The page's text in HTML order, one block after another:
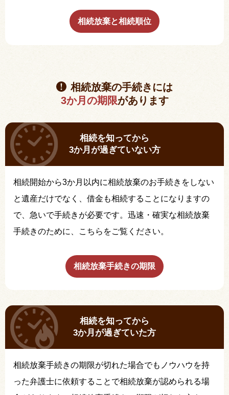
相続放棄と相続順位
相続放棄の手続きには
3か月の期限があります
相続を知ってから
3か月が過ぎていない方
相続開始から3か月以内に相続放棄のお手続きをしない
と遺産だけでなく、借金も相続することになりますの
で、急いで手続きが必要です。迅速・確実な相続放棄
手続きのために、こちらをご覧ください。
相続放棄手続きの期限
相続を知ってから
3か月が過ぎていた方
相続放棄手続きの期限が切れた場合でもノウハウを持
った弁護士に依頼することで相続放棄が認められる場